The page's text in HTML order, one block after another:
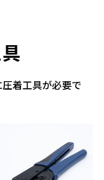
着工具が必要で